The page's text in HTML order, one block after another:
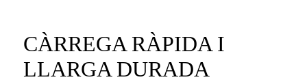
CÀRREGA RÀPIDA I
LLARGA DURADA